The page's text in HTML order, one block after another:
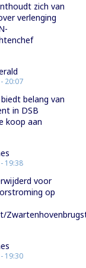
zich van
verlenging
20:07
belang van
in DSB
koop aan
19:38
voor
op
19:30